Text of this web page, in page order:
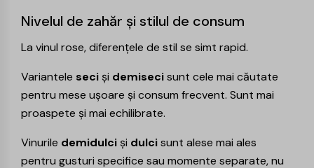
Nivelul de zahăr și stilul de consum
La vinul rose, diferențele de stil se simt rapid.
Variantele seciși demisecisunt cele mai căutate
pentru mese ușoare și consum frecvent. Sunt mai
proaspete și mai echilibrate.
Vinurile demidulciși dulcisunt alese mai ales
pentru gusturi specifice sau momente separate, nu